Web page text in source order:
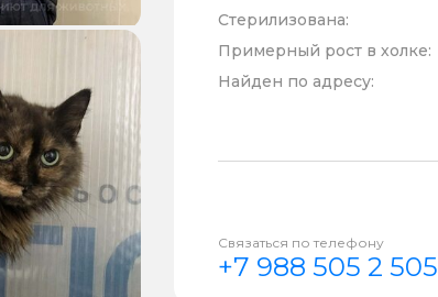
Стерилизована:
Примерный рост в холке:
Найден по адресу:
Связаться по телефону
+7 988 505 2 505